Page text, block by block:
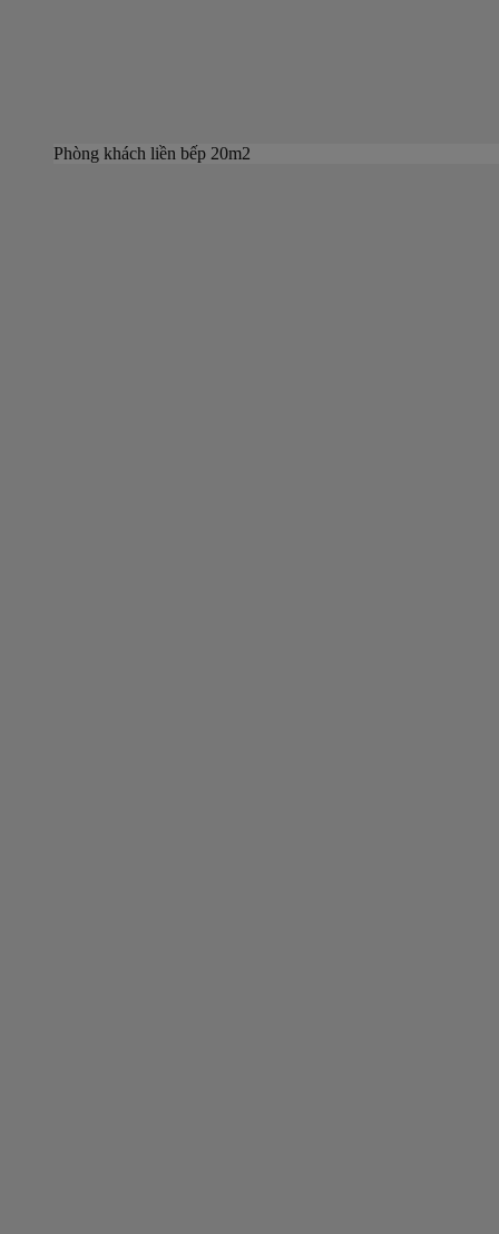
Phòng khách liền bếp 20m2